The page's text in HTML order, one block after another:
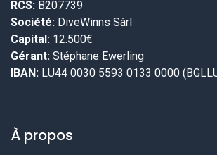
RCS: B207739
Société: DiveWinns Sàrl
Capital: 12.500€
Gérant: Stéphane Ewerling
IBAN: LU44 0030 5593 0133 0000
À propos